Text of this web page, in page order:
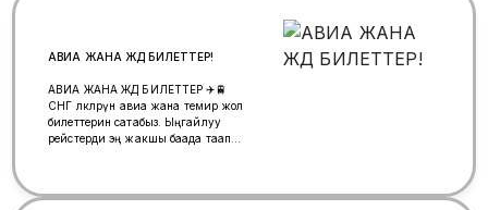
АВИА ЖАНА ЖД БИЛЕТТЕР!
АВИА ЖАНА ЖД БИЛЕТТЕР ✈️🚆
СНГ өлкөлөрүнө авиа жана темир жол
билеттерин сатабыз. Ыңгайлуу
рейстерди эң жакшы баада таап
Арзан баалар 📍 Метро Рязанский